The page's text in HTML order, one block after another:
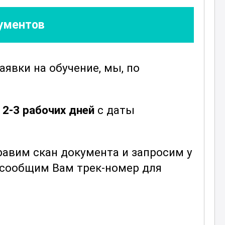
на обучение, мы, по
2-3 рабочих дней с даты
скан документа и запросим у
Вам трек-номер для